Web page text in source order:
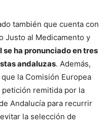
también que cuenta con
Justo al Medicamento y
ha pronunciado en tres
andaluzas. Además,
la Comisión Europea
remitida por la
Andalucía para recurrir
la selección de